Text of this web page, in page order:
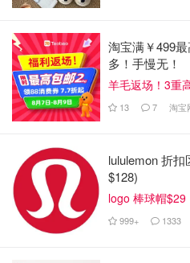
前情回顾
5月初高等法院的意见草案泄露
波，引发了堕胎权利支持者的抗
内部流传的意见草案，最高法
德案Roe v. Wade裁决。
1973年通过的Roe v. Wade法
题的裁定，美国联邦最高法
淘宝满￥499
多！手慢无！
羊毛返场！3重
13 7 淘宝
lululemon 折
$128)
logo 棒球帽$29
999+ 1333